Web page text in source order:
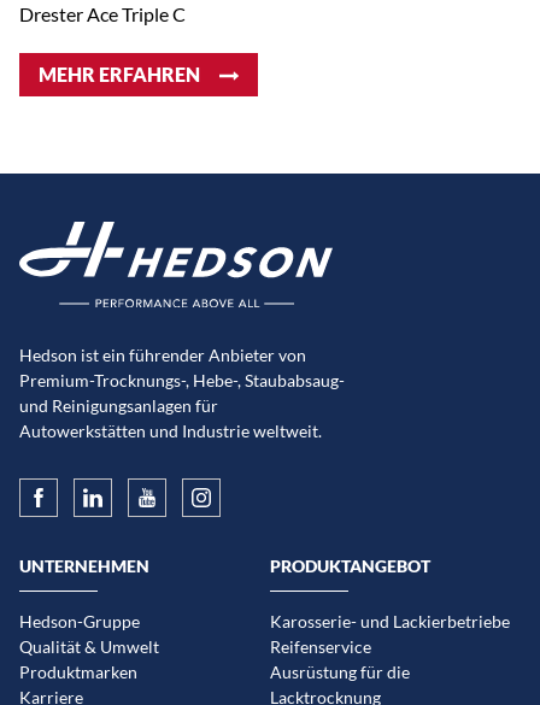
Drester Ace Triple C
MEHR ERFAHREN
Hedson ist ein führender Anbieter von
Premium-Trocknungs-, Hebe-, Staubabsaug-
und Reinigungsanlagen für
Autowerkstätten und Industrie weltweit.
UNTERNEHMEN
Hedson-Gruppe
Qualität & Umwelt
Produktmarken
Karriere
PRODUKTANGEBOT
Karosserie- und Lackierbetriebe
Reifenservice
Ausrüstung für die
Lacktrocknung